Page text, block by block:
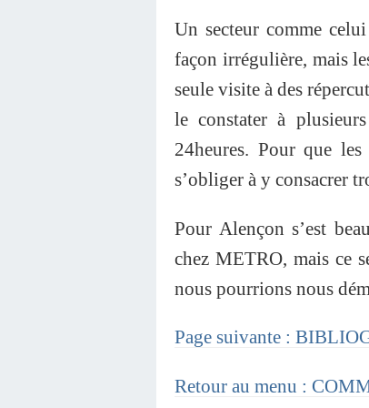
Un secteur comme
façon irrégulière, mais
seule visite à des
le constater à
24heures. Pour que
s’obliger à y consacrer
Pour Alençon s’est
chez METRO, mais ce
nous pourrions nous
Page suivante :
Retour au menu :